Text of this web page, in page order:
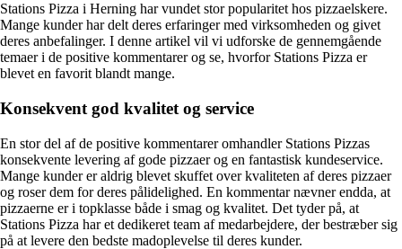
Stations Pizza i Herning har vundet stor popularitet hos pizzaelskere.
Mange kunder har delt deres erfaringer med virksomheden og givet
deres anbefalinger. I denne artikel vil vi udforske de gennemgående
temaer i de positive kommentarer og se, hvorfor Stations Pizza er
blevet en favorit blandt mange.
Konsekvent god kvalitet og service
En stor del af de positive kommentarer omhandler Stations Pizzas
konsekvente levering af gode pizzaer og en fantastisk kundeservice.
Mange kunder er aldrig blevet skuffet over kvaliteten af ​​deres pizzaer
og roser dem for deres pålidelighed. En kommentar nævner endda, at
pizzaerne er i topklasse både i smag og kvalitet. Det tyder på, at
Stations Pizza har et dedikeret team af medarbejdere, der bestræber sig
på at levere den bedste madoplevelse til deres kunder.